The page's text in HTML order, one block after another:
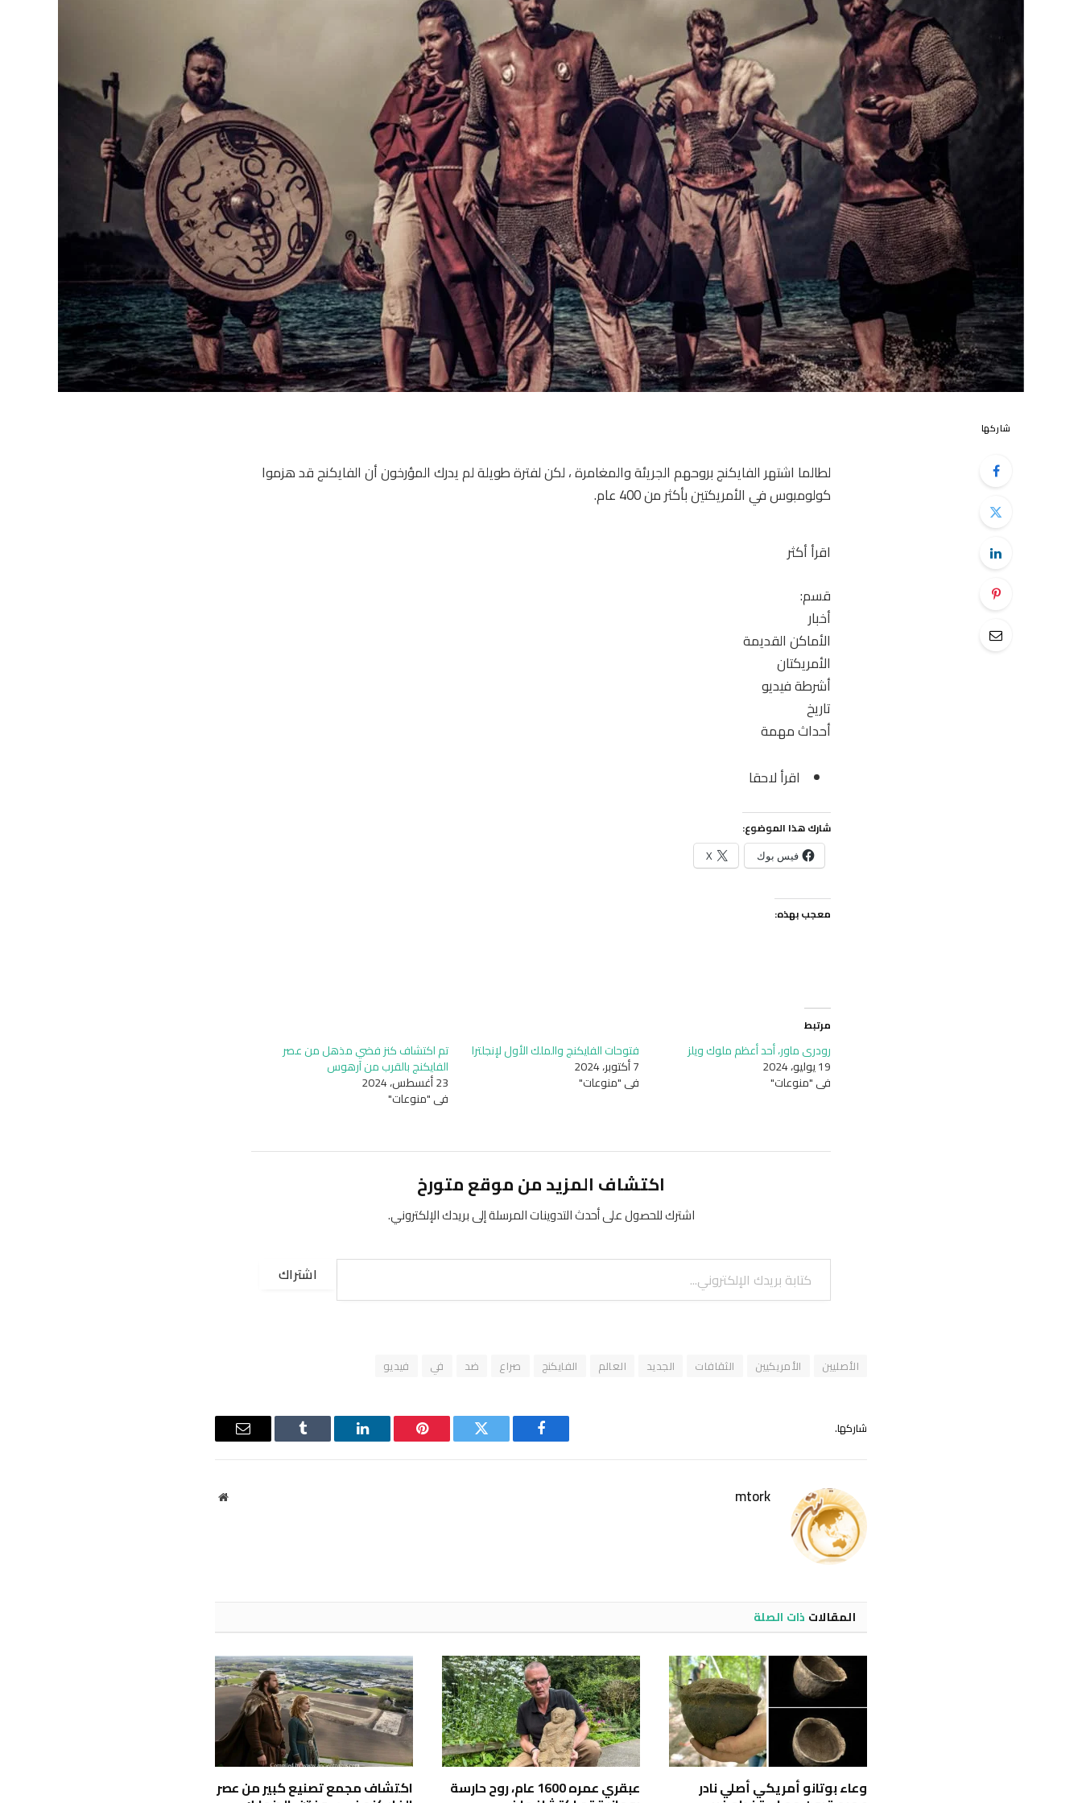
شاركها
لطالما اشتهر الفايكنج بروحهم الجريئة والمغامرة ، لكن لفترة طويلة لم يدرك المؤرخون أن الفايكنج قد هزموا
كولومبوس في الأمريكتين بأكثر من 400 عام.
اقرأ أكثر
قسم:
أخبار
الأماكن القديمة
الأمريكتان
أشرطة فيديو
تاريخ
أحداث مهمة
اقرأ لاحقا
شارك هذا الموضوع:
فيس بوك X
معجب بهذه:
مرتبط
رودري ماور، أحد أعظم ملوك ويلز
19 يوليو، 2024
في "منوعات"
فتوحات الفايكنج والملك الأول لإنجلترا
7 أكتوبر، 2024
في "منوعات"
تم اكتشاف كنز فضي مذهل من عصر
الفايكنج بالقرب من آرهوس
23 أغسطس، 2024
في "منوعات"
اكتشاف المزيد من موقع متورخ
اشترك للحصول على أحدث التدوينات المرسلة إلى بريدك الإلكتروني.
كتابة بريدك الإلكتروني...
اشتراك
الأصليين الأمريكيين الثقافات الجديد العالم الفايكنج صراع ضد في فيديو
شاركها.
فيسبوك تويتر بينتيريستلينكدإن Tumblr
البريد
mtork
موقع
المقالات ذات الصلة
وعاء بوتانو أمريكي أصلي نادر عبقري عمره 1600 عام، روح حارسة اكتشاف مجمع تصنيع كبير من عصر